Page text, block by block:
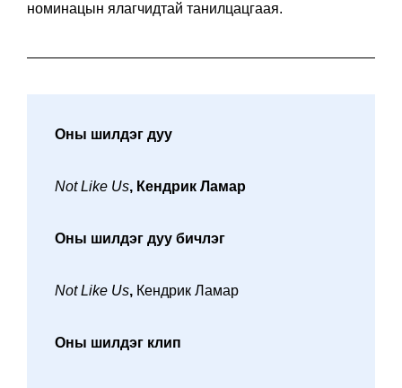
номинацын ялагчидтай танилцацгаая.
Оны шилдэг дуу
Not Like Us, Кендрик Ламар
Оны шилдэг дуу бичлэг
Not Like Us, Кендрик Ламар
Оны шилдэг клип